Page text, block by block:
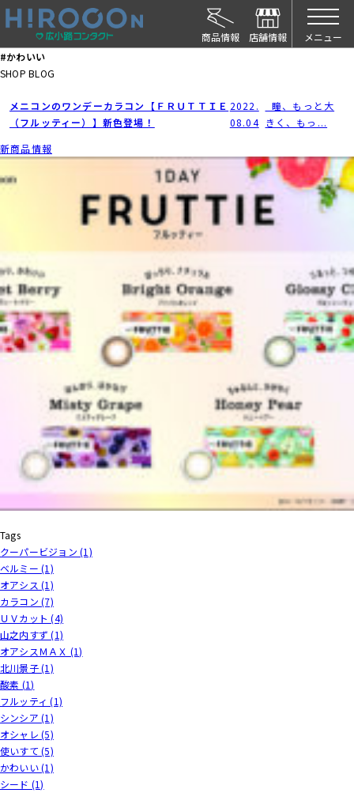
HIROCON｜広小路コンタクト｜【豊橋・浜
メニュー
#かわいい
SHOP BLOG
メニコンのワンデーカラコン【ＦＲＵＴＴＩＥ
（フルッティー）】新色登場！
2022.
08.04
瞳、もっと大
きく、もっ...
新商品情報
Tags
クーパービジョン (1)
ベルミー (1)
オアシス (1)
カラコン (7)
ＵＶカット (4)
山之内すず (1)
オアシスＭＡＸ (1)
北川景子 (1)
酸素 (1)
フルッティ (1)
シンシア (1)
オシャレ (5)
使いすて (5)
かわいい (1)
シード (1)